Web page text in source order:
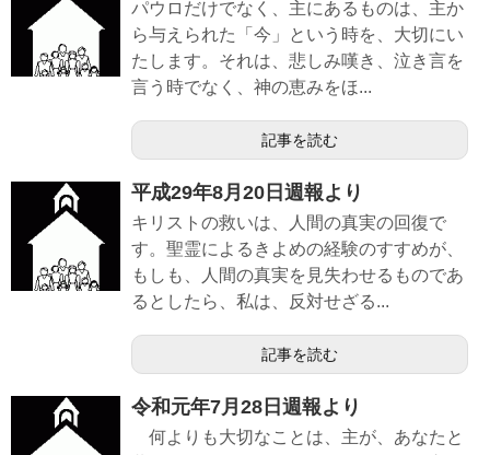
パウロだけでなく、主にあるものは、主か
ら与えられた「今」という時を、大切にい
たします。それは、悲しみ嘆き、泣き言を
言う時でなく、神の恵みをほ...
記事を読む
平成29年8月20日週報より
キリストの救いは、人間の真実の回復で
す。聖霊によるきよめの経験のすすめが、
もしも、人間の真実を見失わせるものであ
るとしたら、私は、反対せざる...
記事を読む
令和元年7月28日週報より
何よりも大切なことは、主が、あなたと